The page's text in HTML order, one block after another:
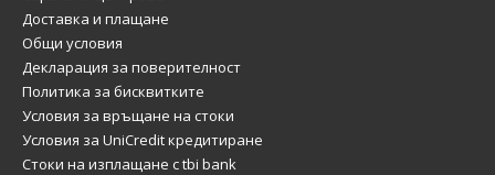
Доставка и плащане
Общи условия
Декларация за поверителност
Политика за бисквитките
Условия за връщане на стоки
Условия за UniCredit кредитиране
Стоки на изплащане с tbi bank